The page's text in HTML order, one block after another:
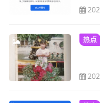
热点